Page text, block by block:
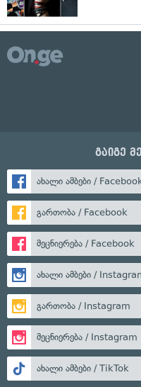
გაიგე
ახალი ამბები /
გართობა / Facebook
მეცნიერება / Facebook
ახალი ამბები /
გართობა / Instagram
მეცნიერება / Instagram
ახალი ამბები / TikTok